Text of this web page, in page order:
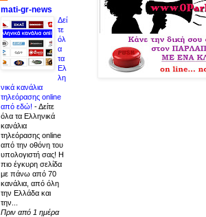
mati-gr-news
Δεί
τε
όλ
α
τα
Ελ
λη
νικά κανάλια
τηλεόρασης online
από εδώ! -Δείτε
όλα τα Ελληνικά
κανάλια
τηλεόρασης online
από την οθόνη του
υπολογιστή σας! Η
πιο έγκυρη σελίδα
με πάνω από 70
κανάλια, από όλη
την Ελλάδα και
την...
Πριν από 1 ημέρα